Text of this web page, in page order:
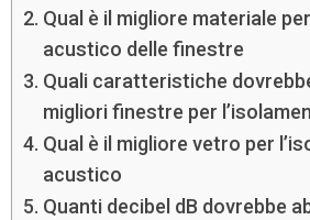
Qual è il migliore materiale
acustico delle finestre
Quali caratteristiche
migliori finestre per
Qual è il migliore vetro per
acustico
Quanti decibel dB dovrebbe